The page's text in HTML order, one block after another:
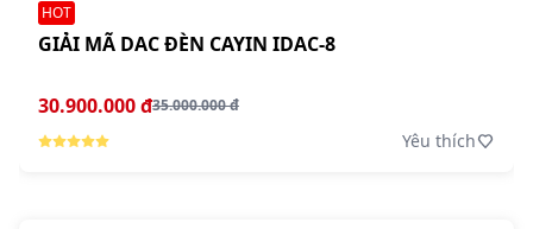
HOT
GIẢI MÃ DAC ĐÈN CAYIN IDAC-8
30.900.000 đ35.000.000 đ
Yêu thích